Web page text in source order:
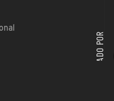
APOYADO POR